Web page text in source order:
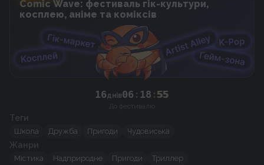
Comic Wave: фестиваль гік-культури,
косплею, аніме та коміксів
16днів06 : 18 :55
До фестивалю
Теги
Школа Дружба Пригоди Чудовиська
Жанри
Містика Надприродне Пригоди Триллер